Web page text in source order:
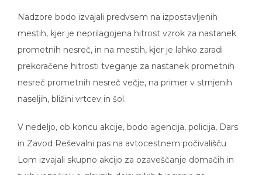
Nadzore bodo izvajali predvsem na izpostavljenih
mestih, kjer je neprilagojena hitrost vzrok za nastanek
prometnih nesreč, in na mestih, kjer je lahko zaradi
prekoračene hitrosti tveganje za nastanek prometnih
nesreč prometnih nesreč večje, na primer v strnjenih
naseljih, bližini vrtcev in šol.
V nedeljo, ob koncu akcije, bodo agencija, policija, Dars
in Zavod Reševalni pas na avtocestnem počivališču
Lom izvajali skupno akcijo za ozaveščanje domačih in